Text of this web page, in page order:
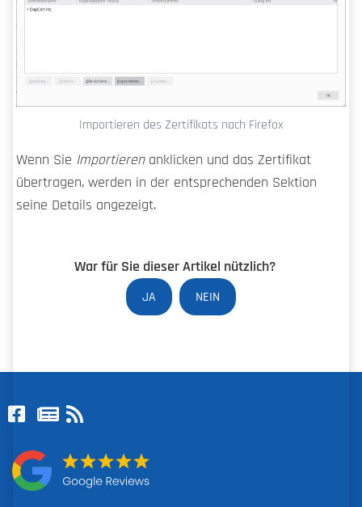
Importieren des Zertifikats nach Firefox
Wenn Sie Importierenanklicken und das Zertifikat
übertragen, werden in der entsprechenden Sektion
seine Details angezeigt.
War für Sie dieser Artikel nützlich?
JA NEIN